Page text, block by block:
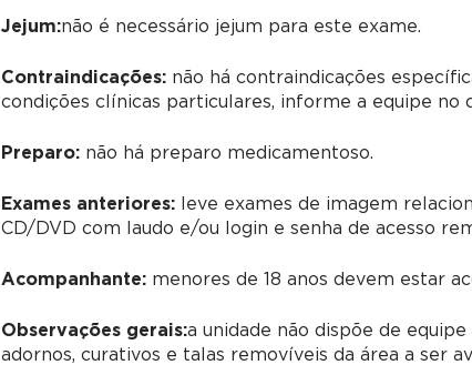
Jejum:não é necessário jejum para este exame.
Contraindicações:não há contraindicações
condições clínicas particulares, informe a equipe no
Preparo: não há preparo medicamentoso.
Exames anteriores:leve exames de imagem
CD/DVD com laudo e/ou login e senha de acesso
Acompanhante:menores de 18 anos devem estar
Observações gerais:a unidade não dispõe de
adornos, curativos e talas removíveis da área a ser